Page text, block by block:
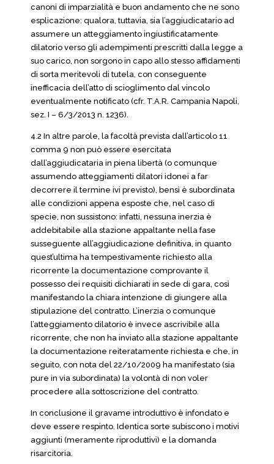
canoni di imparzialità e buon andamento che ne sono
esplicazione: qualora, tuttavia, sia l’aggiudicatario ad
assumere un atteggiamento ingiustificatamente
dilatorio verso gli adempimenti prescritti dalla legge a
suo carico, non sorgono in capo allo stesso affidamenti
di sorta meritevoli di tutela, con conseguente
inefficacia dell’atto di scioglimento dal vincolo
eventualmente notificato (cfr. T.A.R. Campania Napoli,
sez. I – 6/3/2013 n. 1236).
4.2 In altre parole, la facoltà prevista dall’articolo 11
comma 9 non può essere esercitata
dall’aggiudicataria in piena libertà (o comunque
assumendo atteggiamenti dilatori idonei a far
decorrere il termine ivi previsto), bensì è subordinata
alle condizioni appena esposte che, nel caso di
specie, non sussistono: infatti, nessuna inerzia è
addebitabile alla stazione appaltante nella fase
susseguente all’aggiudicazione definitiva, in quanto
quest’ultima ha tempestivamente richiesto alla
ricorrente la documentazione comprovante il
possesso dei requisiti dichiarati in sede di gara, così
manifestando la chiara intenzione di giungere alla
stipulazione del contratto. L’inerzia o comunque
l’atteggiamento dilatorio è invece ascrivibile alla
ricorrente, che non ha inviato alla stazione appaltante
la documentazione reiteratamente richiesta e che, in
seguito, con nota del 22/10/2009 ha manifestato (sia
pure in via subordinata) la volontà di non voler
procedere alla sottoscrizione del contratto.
In conclusione il gravame introduttivo è infondato e
deve essere respinto. Identica sorte subiscono i motivi
aggiunti (meramente riproduttivi) e la domanda
risarcitoria.